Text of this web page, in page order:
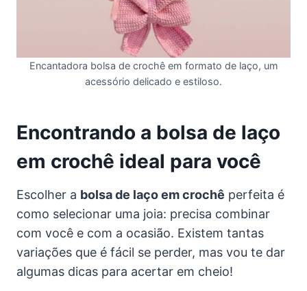
Encantadora bolsa de crochê em formato de laço, um
acessório delicado e estiloso.
Encontrando a bolsa de laço
em crochê ideal para você
Escolher a bolsa de laço em crochê perfeita é
como selecionar uma joia: precisa combinar
com você e com a ocasião. Existem tantas
variações que é fácil se perder, mas vou te dar
algumas dicas para acertar em cheio!